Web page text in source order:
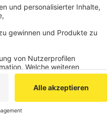
für Gespräche
durchgehend positiv